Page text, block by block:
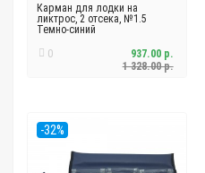
Карман для лодки на
ликтрос, 2 отсека, №1.5
Темно-синий
0
1 328.00 р.
937.00 р.
-32%